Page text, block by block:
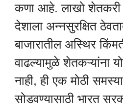
कणा आहे. लाखो शेतकरी
देशाला अन्नसुरक्षित
बाजारातील अस्थिर
वाढल्यामुळे शेतकऱ्यांना
नाही, ही एक मोठी
सोडवण्यासाठी भारत